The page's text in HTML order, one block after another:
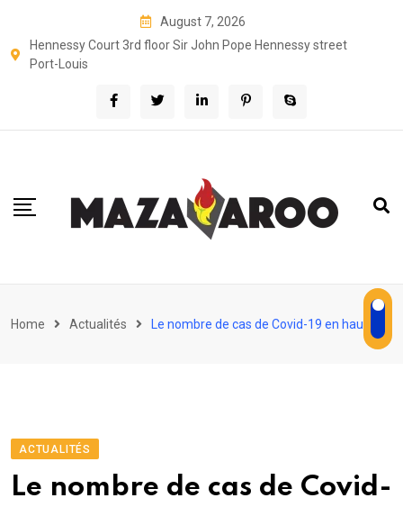
content
August 7, 2026
Hennessy Court 3rd floor Sir John Pope Hennessy street
Port-Louis
Home Actualités Le nombre de cas de Covid-19 en hausse
ACTUALITÉS
Le nombre de cas de Covid-